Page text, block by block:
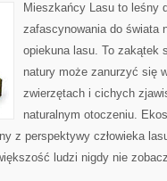
Mieszkańcy Lasu to leśny
zafascynowania do świata
opiekuna lasu. To zakątek
natury może zanurzyć się
zwierzętach i cichych
naturalnym otoczeniu.
z perspektywy człowieka
ludzi nigdy nie